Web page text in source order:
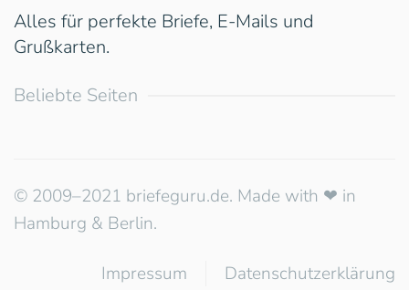
Alles für perfekte Briefe, E-Mails und
Grußkarten.
Beliebte Seiten
© 2009–2021 briefeguru.de. Made with ❤︎ in
Hamburg & Berlin.
Impressum Datenschutzerklärung